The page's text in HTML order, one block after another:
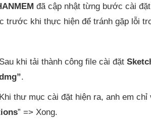
đã cập nhật từng bước cài
trước khi thực hiện để tránh gặp lỗi
khi tải thành công file cài đặt
.
thư mục cài đặt hiện ra, anh em chỉ
” => Xong.